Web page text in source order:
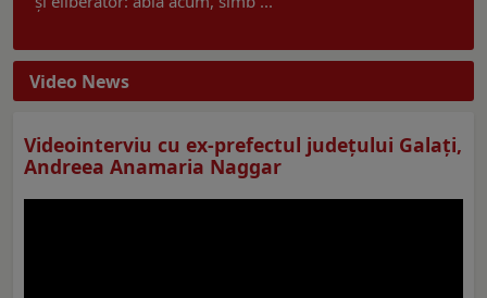
Video News
Videointerviu cu ex-prefectul judeţului Galaţi,
Andreea Anamaria Naggar